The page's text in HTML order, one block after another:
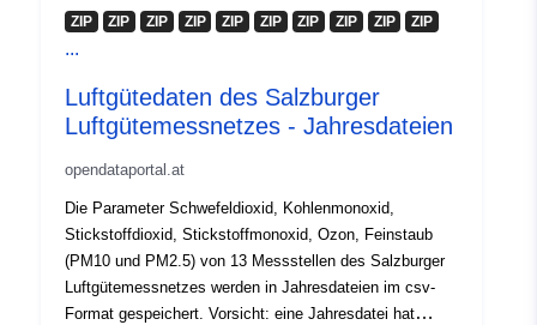
ZIP ZIP ZIP ZIP ZIP ZIP ZIP ZIP ZIP ZIP
...
Luftgütedaten des Salzburger
Luftgütemessnetzes - Jahresdateien
opendataportal.at
Die Parameter Schwefeldioxid, Kohlenmonoxid,
Stickstoffdioxid, Stickstoffmonoxid, Ozon, Feinstaub
(PM10 und PM2.5) von 13 Messstellen des Salzburger
Luftgütemessnetzes werden in Jahresdateien im csv-
Format gespeichert. Vorsicht: eine Jahresdatei hat